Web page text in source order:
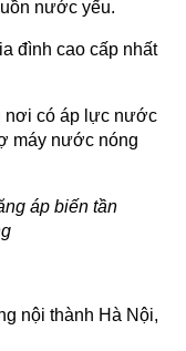
nước yếu.
đình cao cấp nhất
nơi có áp lực nước
máy nước nóng
áp biến tần
nội thành Hà Nội,